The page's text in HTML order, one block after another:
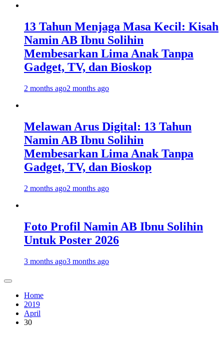
13 Tahun Menjaga Masa Kecil: Kisah
Namin AB Ibnu Solihin
Membesarkan Lima Anak Tanpa
Gadget, TV, dan Bioskop
2 months ago2 months ago
Melawan Arus Digital: 13 Tahun
Namin AB Ibnu Solihin
Membesarkan Lima Anak Tanpa
Gadget, TV, dan Bioskop
2 months ago2 months ago
Foto Profil Namin AB Ibnu Solihin
Untuk Poster 2026
3 months ago3 months ago
Home
2019
April
30